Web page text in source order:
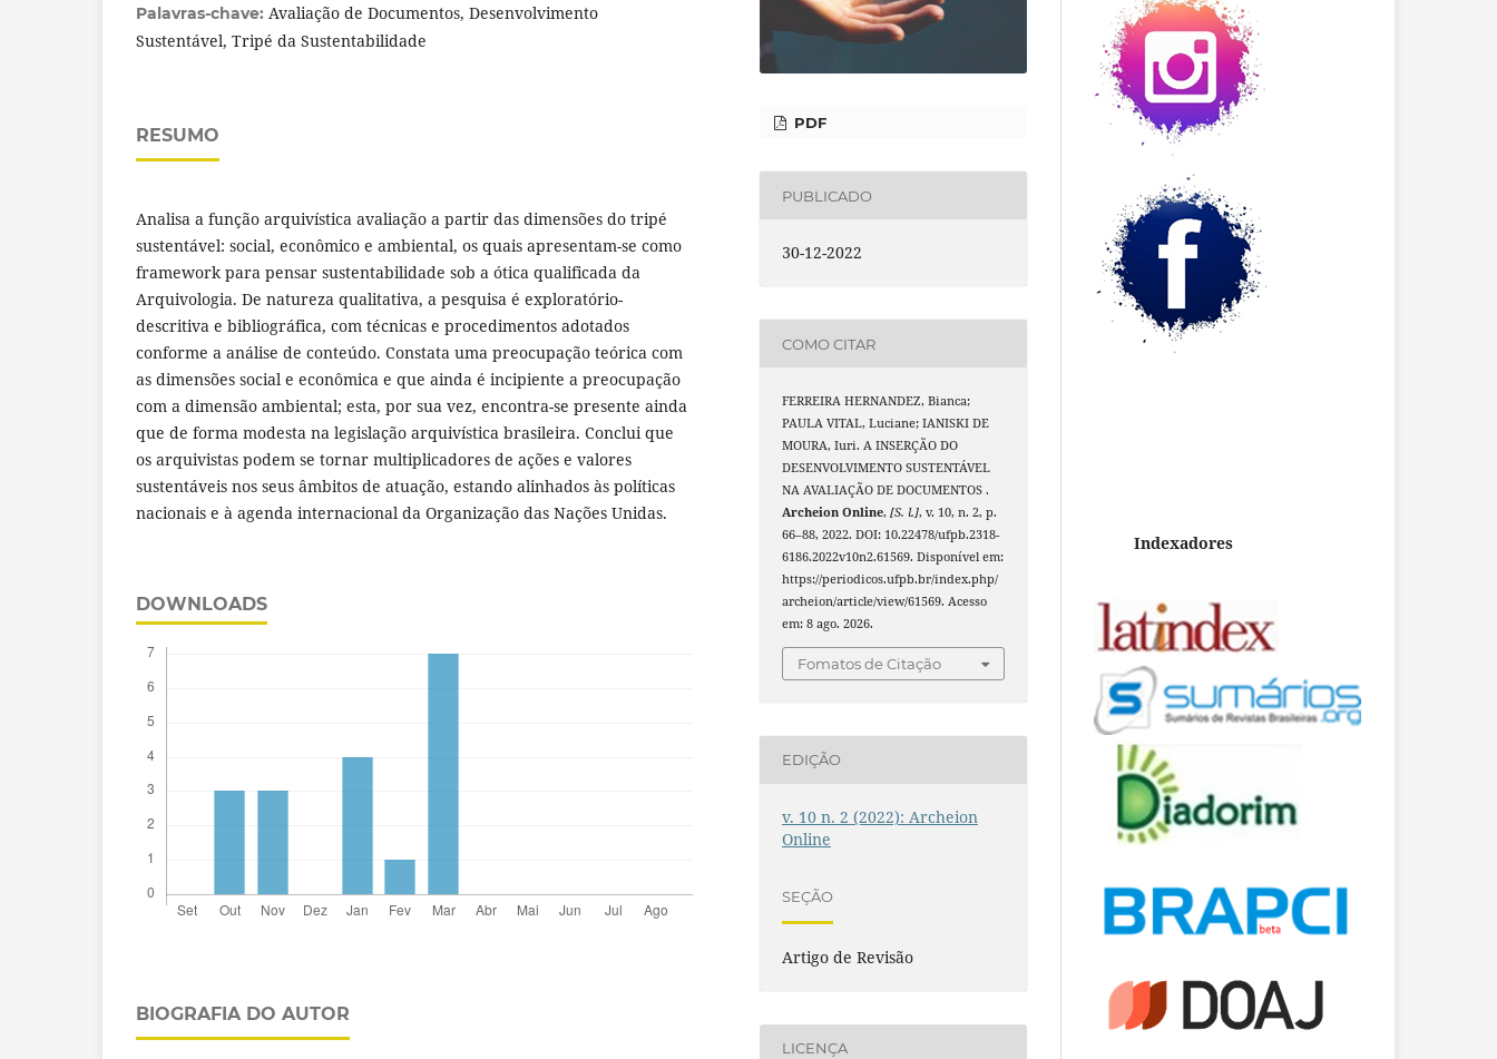
Palavras-chave: Avaliação de Documentos, Desenvolvimento
Sustentável, Tripé da Sustentabilidade
RESUMO
Analisa a função arquivística avaliação a partir das dimensões do tripé
sustentável: social, econômico e ambiental, os quais apresentam-se como
framework para pensar sustentabilidade sob a ótica qualificada da
Arquivologia. De natureza qualitativa, a pesquisa é exploratório-
descritiva e bibliográfica, com técnicas e procedimentos adotados
conforme a análise de conteúdo. Constata uma preocupação teórica com
as dimensões social e econômica e que ainda é incipiente a preocupação
com a dimensão ambiental; esta, por sua vez, encontra-se presente ainda
que de forma modesta na legislação arquivística brasileira. Conclui que
os arquivistas podem se tornar multiplicadores de ações e valores
sustentáveis nos seus âmbitos de atuação, estando alinhados às políticas
nacionais e à agenda internacional da Organização das Nações Unidas.
DOWNLOADS
BIOGRAFIA DO AUTOR
PDF
PUBLICADO
30-12-2022
COMO CITAR
FERREIRA HERNANDEZ, Bianca;
PAULA VITAL, Luciane; IANISKI DE
MOURA, Iuri. A INSERÇÃO DO
DESENVOLVIMENTO SUSTENTÁVEL
NA AVALIAÇÃO DE DOCUMENTOS .
Archeion Online,[S. l.], v. 10, n. 2, p.
66–88, 2022. DOI: 10.22478/ufpb.2318-
6186.2022v10n2.61569. Disponível em:
https://periodicos.ufpb.br/index.php/
archeion/article/view/61569. Acesso
em: 8 ago. 2026.
Fomatos de Citação
EDIÇÃO
v. 10 n. 2 (2022): Archeion
Online
SEÇÃO
Artigo de Revisão
LICENÇA
Indexadores